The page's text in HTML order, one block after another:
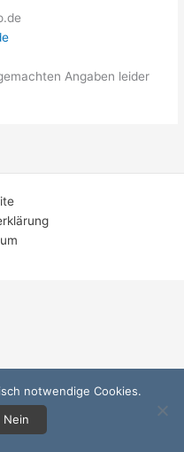
Angaben leider
notwendige Cookies.
Nein